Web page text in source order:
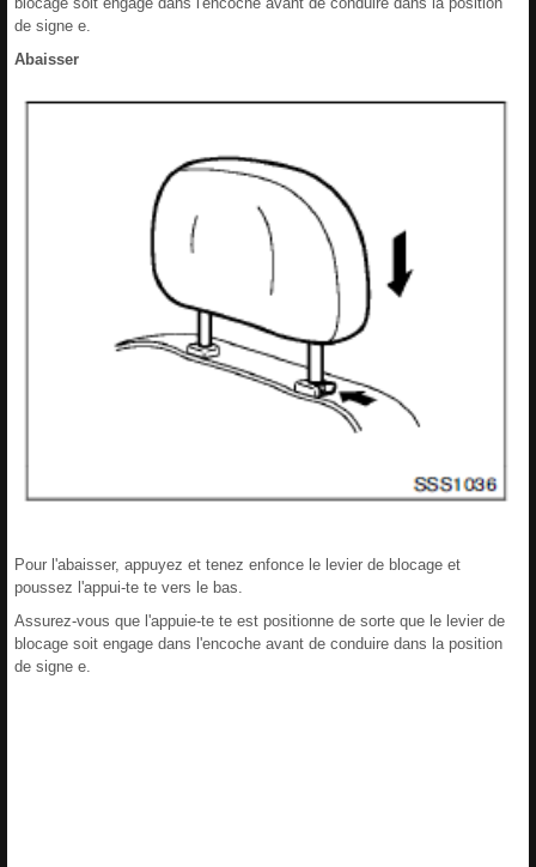
de signe e.
Abaisser
Pour l'abaisser, appuyez et tenez enfonce le levier de blocage et
poussez l'appui-te te vers le bas.
Assurez-vous que l'appuie-te te est positionne de sorte que le levier de
blocage soit engage dans l'encoche avant de conduire dans la position
de signe e.